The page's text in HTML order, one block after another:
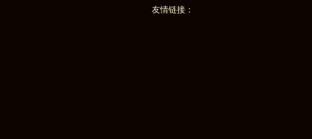
友情链接：